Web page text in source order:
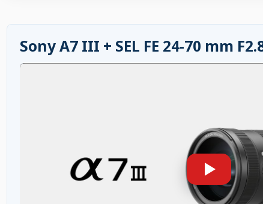
Sony A7 III + SEL FE 24-70 mm